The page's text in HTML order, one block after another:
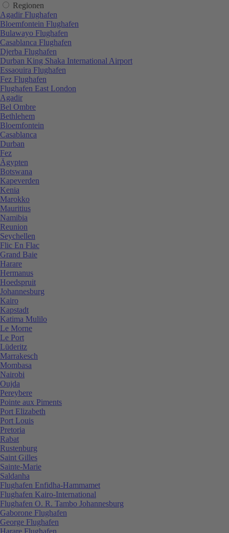
Regionen
Agadir Flughafen
Bloemfontein Flughafen
Bulawayo Flughafen
Casablanca Flughafen
Djerba Flughafen
Durban King Shaka International Airport
Essaouira Flughafen
Fez Flughafen
Flughafen East London
Agadir
Bel Ombre
Bethlehem
Bloemfontein
Casablanca
Durban
Fez
Ägypten
Botswana
Kapeverden
Kenia
Marokko
Mauritius
Namibia
Reunion
Seychellen
Flic En Flac
Grand Baie
Harare
Hermanus
Hoedspruit
Johannesburg
Kairo
Kapstadt
Katima Mulilo
Le Morne
Le Port
Lüderitz
Marrakesch
Mombasa
Nairobi
Oujda
Pereybere
Pointe aux Piments
Port Elizabeth
Port Louis
Pretoria
Rabat
Rustenburg
Saint Gilles
Sainte-Marie
Saldanha
Flughafen Enfidha-Hammamet
Flughafen Kairo-International
Flughafen O. R. Tambo Johannesburg
Gaborone Flughafen
George Flughafen
Harare Flughafen